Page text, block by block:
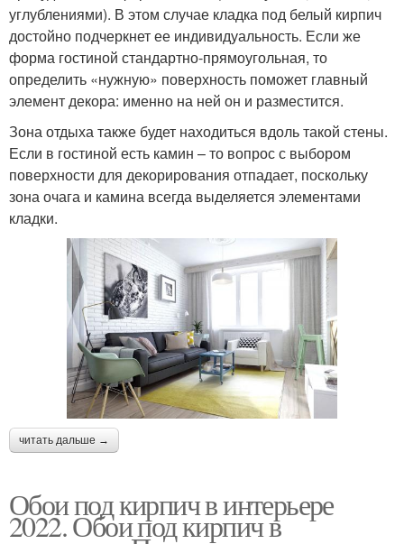
углублениями). В этом случае кладка под белый кирпич
достойно подчеркнет ее индивидуальность. Если же
форма гостиной стандартно-прямоугольная, то
определить «нужную» поверхность поможет главный
элемент декора: именно на ней он и разместится.
Зона отдыха также будет находиться вдоль такой стены.
Если в гостиной есть камин – то вопрос с выбором
поверхности для декорирования отпадает, поскольку
зона очага и камина всегда выделяется элементами
кладки.
читать дальше →
Обои под кирпич в интерьере
2022. Обои под кирпич в